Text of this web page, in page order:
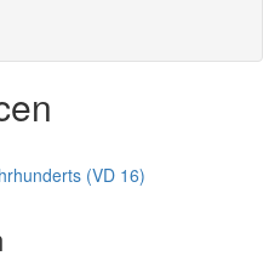
(VD 16)